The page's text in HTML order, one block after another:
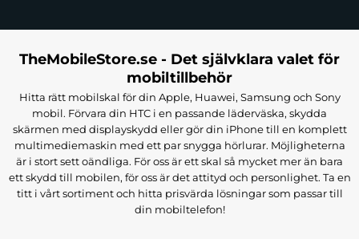
TheMobileStore.se - Det självklara valet för
mobiltillbehör
Hitta rätt mobilskal för din Apple, Huawei, Samsung och Sony
mobil. Förvara din HTC i en passande läderväska, skydda
skärmen med displayskydd eller gör din iPhone till en komplett
multimediemaskin med ett par snygga hörlurar. Möjligheterna
är i stort sett oändliga. För oss är ett skal så mycket mer än bara
ett skydd till mobilen, för oss är det attityd och personlighet. Ta en
titt i vårt sortiment och hitta prisvärda lösningar som passar till
din mobiltelefon!